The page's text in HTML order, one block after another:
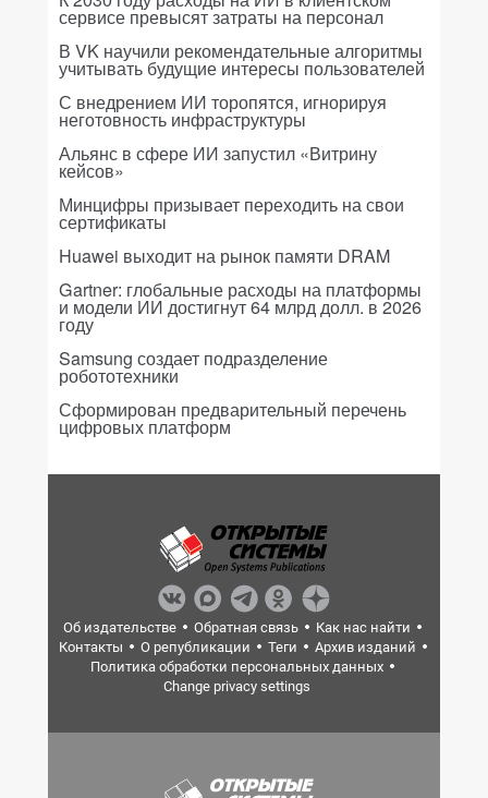
сервисе превысят затраты на персонал
В VK научили рекомендательные алгоритмы
учитывать будущие интересы пользователей
С внедрением ИИ торопятся, игнорируя
неготовность инфраструктуры
Альянс в сфере ИИ запустил «Витрину
кейсов»
Минцифры призывает переходить на свои
сертификаты
Huawei выходит на рынок памяти DRAM
Gartner: глобальные расходы на платформы
и модели ИИ достигнут 64 млрд долл. в 2026
году
Samsung создает подразделение
робототехники
Сформирован предварительный перечень
цифровых платформ
Об издательстве Обратная связь
Как нас найти
Контакты
О републикации Теги
Архив изданий
Политика обработки персональных данных
Change privacy settings